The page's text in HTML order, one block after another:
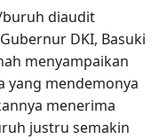
diaudit
DKI, Basuki
menyampaikan
yang mendemonya
menerima
justru semakin